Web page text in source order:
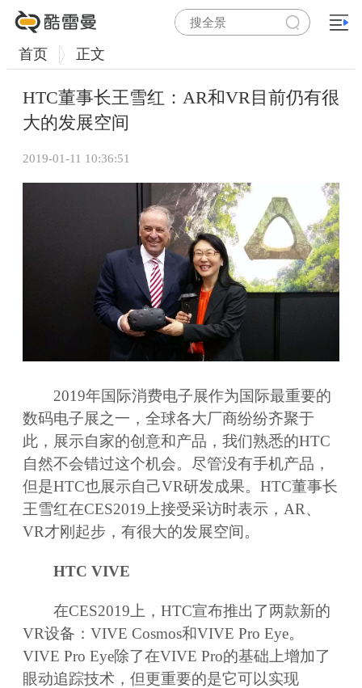
首页 正文
HTC董事长王雪红：AR和VR目前仍有很
大的发展空间
2019-01-11 10:36:51
2019年国际消费电子展作为国际最重要的
数码电子展之一，全球各大厂商纷纷齐聚于
此，展示自家的创意和产品，我们熟悉的HTC
自然不会错过这个机会。尽管没有手机产品，
但是HTC也展示自己VR研发成果。HTC董事长
王雪红在CES2019上接受采访时表示，AR、
VR才刚起步，有很大的发展空间。
HTC VIVE
在CES2019上，HTC宣布推出了两款新的
VR设备：VIVE Cosmos和VIVE Pro Eye。
VIVE Pro Eye除了在VIVE Pro的基础上增加了
眼动追踪技术，但更重要的是它可以实现